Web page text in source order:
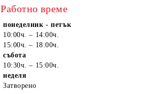
Работно време
понеделник - петък
10:00ч. – 14:00ч.
15:00ч. – 18:00ч.
събота
10:30ч. – 15:00ч.
неделя
Затворено